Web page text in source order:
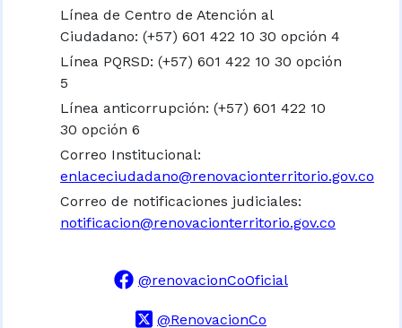
Línea de Centro de Atención al
Ciudadano: (+57) 601 422 10 30 opción 4
Línea PQRSD: (+57) 601 422 10 30 opción
5
Línea anticorrupción: (+57) 601 422 10
30 opción 6
Correo Institucional:
enlaceciudadano@renovacionterritorio.gov.co
Correo de notificaciones judiciales:
notificacion@renovacionterritorio.gov.co
@renovacionCoOficial
@RenovacionCo